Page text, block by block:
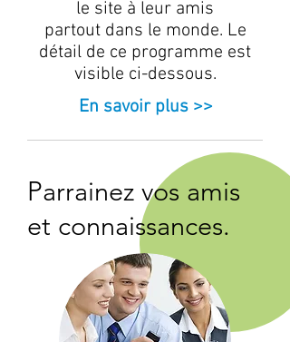
le site à leur amis
partout dans le monde. Le
détail de ce programme est
visible ci-dessous.
En savoir plus >>
Parrainez vos amis
et connaissances.